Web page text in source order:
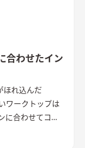
合わせたイン
ほれ込んだ
ワークトップは
に合わせてコー
キッチンに合わ